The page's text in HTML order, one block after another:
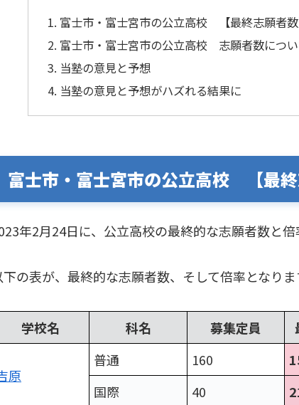
富士市・富士宮市の公立高校 【最終志願者
富士市・富士宮市の公立高校 志願者数につ
当塾の意見と予想
当塾の意見と予想がハズれる結果に
富士市・富士宮市の公立高校 【最
年2月24日に、公立高校の最終的な志願者数と倍
の表が、最終的な志願者数、そして倍率となりま
学校名 科名 募集定員
原
普通 160
国際
40